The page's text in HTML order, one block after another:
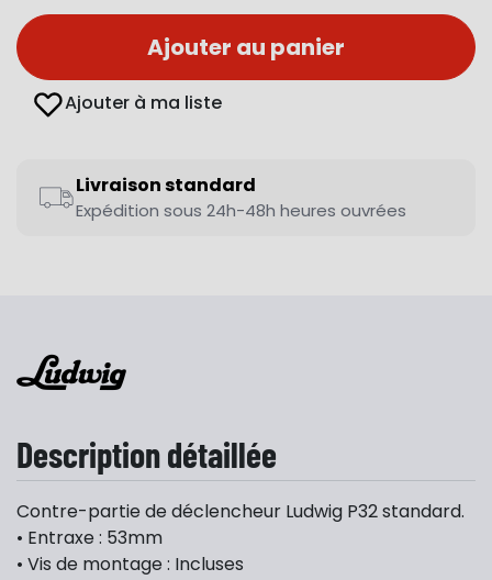
Ajouter au panier
Ajouter à ma liste
Livraison standard
Expédition sous 24h-48h heures ouvrées
Description détaillée
Contre-partie de déclencheur Ludwig P32 standard.
• Entraxe : 53mm
• Vis de montage : Incluses